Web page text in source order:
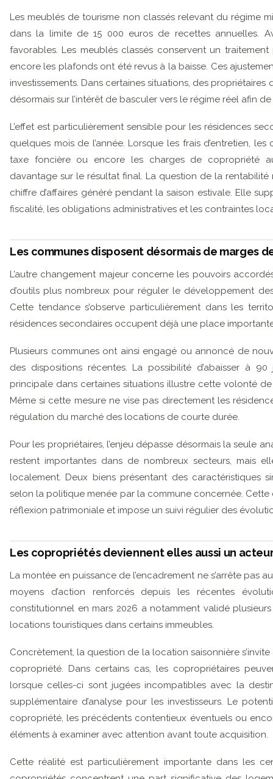
Les meublés de tourisme non classés relevant du régime
dans la limite de 15 000 euros de recettes annuelles.
favorables. Les meublés classés conservent un
encore les plafonds ont été revus à la baisse. Ces
investissements. Dans certaines situations, des propriétaires
désormais sur l’intérêt de basculer vers le régime réel afin
L’effet est particulièrement sensible pour les résidences
quelques mois de l’année. Lorsque les frais d’entretien,
taxe foncière ou encore les charges de copropriété
davantage sur le résultat final. La question de la
chiffre d’affaires généré pendant la saison estivale. Elle
fiscalité, les obligations administratives et les contraintes
Les communes disposent désormais de marges
L’autre changement majeur concerne les pouvoirs
d’outils plus nombreux pour réguler le développement
Cette tendance s’observe particulièrement dans les
résidences secondaires occupent déjà une place
Plusieurs communes ont ainsi engagé ou annoncé de
des dispositions récentes. La possibilité d’abaisser à
principale dans certaines situations illustre cette volonté
Même si cette mesure ne vise pas directement les
régulation du marché des locations de courte durée.
Pour les propriétaires, l’enjeu dépasse désormais la seule
restent importantes dans de nombreux secteurs, mais
localement. Deux biens présentant des caractéristiques
selon la politique menée par la commune concernée.
réflexion patrimoniale et impose un suivi régulier des
Les copropriétés deviennent elles aussi un
La montée en puissance de l’encadrement ne s’arrête
moyens d’action renforcés depuis les récentes
constitutionnel en mars 2026 a notamment validé
locations touristiques dans certains immeubles.
Concrètement, la question de la location saisonnière
copropriété. Dans certains cas, les copropriétaires
lorsque celles-ci sont jugées incompatibles avec la
supplémentaire d’analyse pour les investisseurs. Le
copropriété, les précédents contentieux éventuels ou
éléments à examiner avec attention avant toute acquisition.
Cette réalité est particulièrement importante dans les